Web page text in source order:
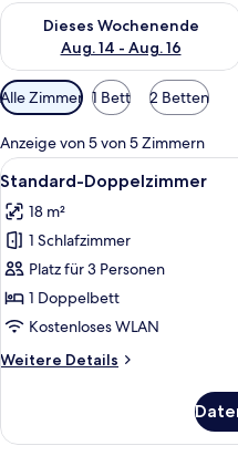
Dieses Wochenende
Aug. 14 - Aug. 16
Überprüfe die Verfügbarkeit
Verfügbare
Filter
für
Zimmer
Alle Zimmer 1 Bett 2 Betten
Anzeige von 5 von 5 Zimmern
Alle
Fotos
für
Standard-
Doppelzimmer
anzeigen
4
Standard-Doppelzimmer
18 m²
1 Schlafzimmer
Platz für 3 Personen
1 Doppelbett
Kostenloses WLAN
Weitere Details
Weitere
Doppelzimmer